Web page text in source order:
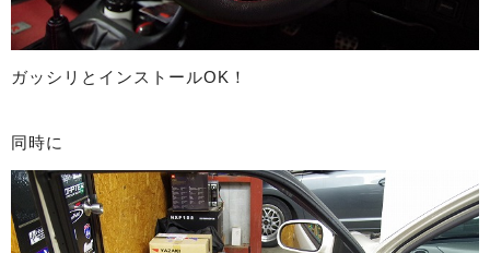
ガッシリとインストールOK！
同時に